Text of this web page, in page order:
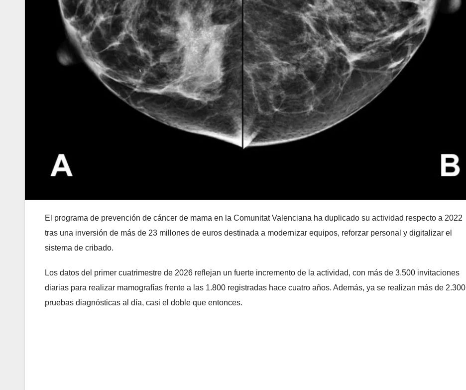
El programa de prevención de cáncer de mama en la Comunitat Valenciana ha duplicado su actividad respecto a 2022
tras una inversión de más de 23 millones de euros destinada a modernizar equipos, reforzar personal y digitalizar el
sistema de cribado.
Los datos del primer cuatrimestre de 2026 reflejan un fuerte incremento de la actividad, con más de 3.500 invitaciones
diarias para realizar mamografías frente a las 1.800 registradas hace cuatro años. Además, ya se realizan más de 2.300
pruebas diagnósticas al día, casi el doble que entonces.